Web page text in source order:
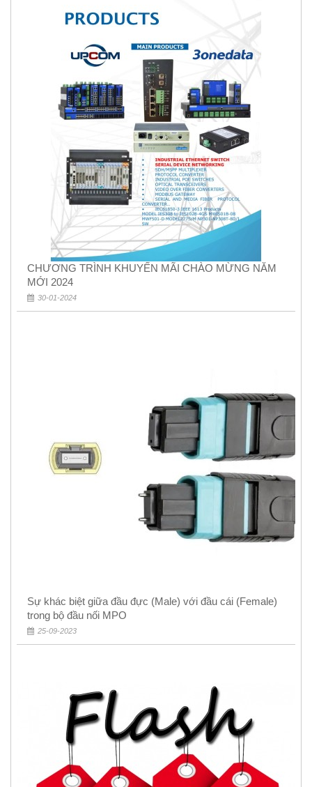
CHƯƠNG TRÌNH KHUYẾN MÃI CHÀO MỪNG NĂM
MỚI 2024
30-01-2024
Sự khác biệt giữa đầu đực (Male) với đầu cái (Female)
trong bộ đầu nối MPO
25-09-2023